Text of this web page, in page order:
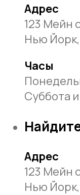
Адрес
123 Мейн
Нью Йорк,
Часы
Суббота
Адрес
123 Мейн
Нью Йорк,